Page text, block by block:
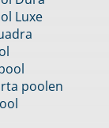
Luxe
poolen